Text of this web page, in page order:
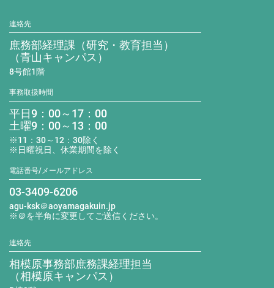
連絡先
庶務部経理課（研究・教育担当）
（青山キャンパス）
8号館1階
事務取扱時間
平日9：00～17：00
土曜9：00～13：00
※11：30～12：30除く
※日曜祝日、休業期間を除く
電話番号/メールアドレス
03-3409-6206
agu-ksk＠aoyamagakuin.jp
※＠を半角に変更してご送信ください。
連絡先
相模原事務部庶務課経理担当
（相模原キャンパス）